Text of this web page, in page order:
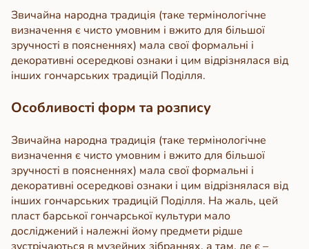
Звичайна народна традиція (таке термінологічне
визначення є чисто умовним і вжито для більшої
зручності в поясненнях) мала свої формальні і
декоративні осередкові ознаки і цим відрізнялася від
інших гончарських традицій Поділля.
Особливості форм та розпису
Звичайна народна традиція (таке термінологічне
визначення є чисто умовним і вжито для більшої
зручності в поясненнях) мала свої формальні і
декоративні осередкові ознаки і цим відрізнялася від
інших гончарських традицій Поділля. На жаль, цей
пласт барської гончарської культури мало
досліджений і належні йому предмети рідше